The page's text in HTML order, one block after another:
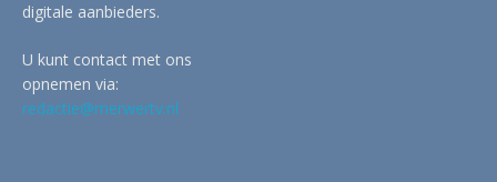
digitale aanbieders.
U kunt contact met ons
opnemen via:
redactie@merwertv.nl